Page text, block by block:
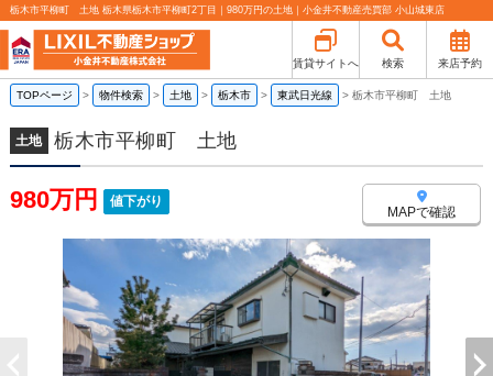
栃木市平柳町 土地 栃木県栃木市平柳町2丁目｜980万円の土地｜小金井不動産売買部 小山城東店
賃貸サイトへ 検索 来店予約
TOPページ > 物件検索 > 土地 > 栃木市 > 東武日光線 > 栃木市平柳町 土地
土地 栃木市平柳町 土地
980万円 値下がり
MAPで確認